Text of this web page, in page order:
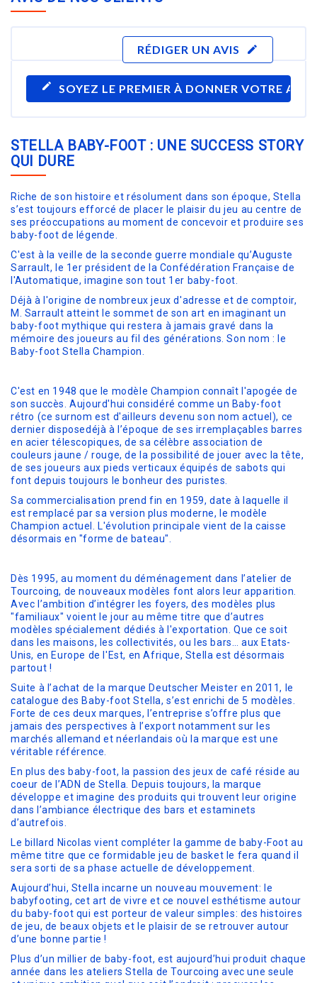
RÉDIGER UN AVIS edit
edit SOYEZ LE PREMIER À DONNER VOTRE AVIS
STELLA BABY-FOOT : UNE SUCCESS STORY
QUI DURE
Riche de son histoire et résolument dans son époque, Stella
s’est toujours efforcé de placer le plaisir du jeu au centre de
ses préoccupations au moment de concevoir et produire ses
baby-foot de légende.
C'est à la veille de la seconde guerre mondiale qu’Auguste
Sarrault, le 1er président de la Confédération Française de
l'Automatique, imagine son tout 1er baby-foot.
Déjà à l'origine de nombreux jeux d'adresse et de comptoir,
M. Sarrault atteint le sommet de son art en imaginant un
baby-foot mythique qui restera à jamais gravé dans la
mémoire des joueurs au fil des générations. Son nom : le
Baby-foot Stella Champion.
C'est en 1948 que le modèle Champion connaît l'apogée de
son succès. Aujourd'hui considéré comme un Baby-foot
rétro (ce surnom est d'ailleurs devenu son nom actuel), ce
dernier disposedéjà à l’époque de ses irremplaçables barres
en acier télescopiques, de sa célèbre association de
couleurs jaune / rouge, de la possibilité de jouer avec la tête,
de ses joueurs aux pieds verticaux équipés de sabots qui
font depuis toujours le bonheur des puristes.
Sa commercialisation prend fin en 1959, date à laquelle il
est remplacé par sa version plus moderne, le modèle
Champion actuel. L'évolution principale vient de la caisse
désormais en "forme de bateau".
Dès 1995, au moment du déménagement dans l’atelier de
Tourcoing, de nouveaux modèles font alors leur apparition.
Avec l’ambition d’intégrer les foyers, des modèles plus
"familiaux" voient le jour au même titre que d’autres
modèles spécialement dédiés à l'exportation. Que ce soit
dans les maisons, les collectivités, ou les bars… aux Etats-
Unis, en Europe de l'Est, en Afrique, Stella est désormais
partout !
Suite à l’achat de la marque Deutscher Meister en 2011, le
catalogue des Baby-foot Stella, s’est enrichi de 5 modèles.
Forte de ces deux marques, l’entreprise s’offre plus que
jamais des perspectives à l’export notamment sur les
marchés allemand et néerlandais où la marque est une
véritable référence.
En plus des baby-foot, la passion des jeux de café réside au
coeur de l’ADN de Stella. Depuis toujours, la marque
développe et imagine des produits qui trouvent leur origine
dans l’ambiance électrique des bars et estaminets
d’autrefois.
Le billard Nicolas vient compléter la gamme de baby-Foot au
même titre que ce formidable jeu de basket le fera quand il
sera sorti de sa phase actuelle de développement.
Aujourd’hui, Stella incarne un nouveau mouvement: le
babyfooting, cet art de vivre et ce nouvel esthétisme autour
du baby-foot qui est porteur de valeur simples: des histoires
de jeu, de beaux objets et le plaisir de se retrouver autour
d’une bonne partie !
Plus d’un millier de baby-foot, est aujourd’hui produit chaque
année dans les ateliers Stella de Tourcoing avec une seule